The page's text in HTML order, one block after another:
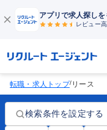
アプリで求人探しを
レビュー
転職・求人トップ/リース
検索条件を設定する